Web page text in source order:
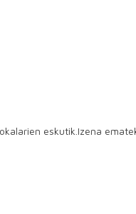
eskutik.Izena